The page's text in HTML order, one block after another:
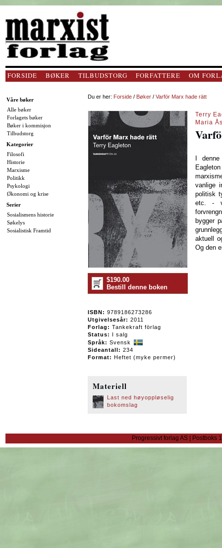
FORSIDE BØKER TILBUDSTORG FORFATTERE OM
Våre bøker
Alle bøker
Forlagets bøker
Bøker i kommisjon
Tilbudstorg
Kategorier
Filosofi
Historie
Marxisme
Politikk
Psykologi
Økonomi og krise
Serier
Sosialismens historie
Søkelys
Sosialistisk Framtid
Du er her: Forside / Bøker / Varför Marx hade rätt
$190.00
Bestill denne boken
ISBN: 9789186273286
Utgivelsesår: 2011
Forlag: Tankekraft förlag
Status: I salg
Språk: Svensk
Sideantall: 234
Format: Heftet (myke permer)
Materiell
Last ned høyoppløselig
bokomslag
Terry
Maria
I
vanlige
politisk
etc. -
bygger
aktuell
Og den
Progressivt forlag AS | Postboks